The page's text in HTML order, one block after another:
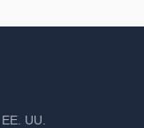
UU.